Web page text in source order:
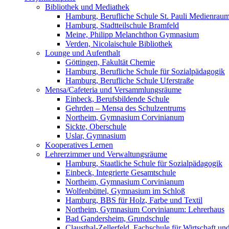
Bibliothek und Mediathek
Hamburg, Berufliche Schule St. Pauli
Hamburg, Stadtteilschule Bramfeld
Meine, Philipp Melanchthon Gymnasium
Verden, Nicolaischule Bibliothek
Lounge und Aufenthalt
Göttingen, Fakultät Chemie
Hamburg, Berufliche Schule für Sozialpädagogik
Hamburg, Berufliche Schule Uferstraße
Mensa/Cafeteria und Versammlungsräume
Einbeck, Berufsbildende Schule
Gehrden – Mensa des Schulzentrums
Northeim, Gymnasium Corvinianum
Sickte, Oberschule
Uslar, Gymnasium
Kooperatives Lernen
Lehrerzimmer und Verwaltungsräume
Hamburg, Staatliche Schule für Sozialpädagogik
Einbeck, Integrierte Gesamtschule
Northeim, Gymnasium Corvinianum
Wolfenbüttel, Gymnasium im Schloß
Hamburg, BBS für Holz, Farbe und Textil
Northeim, Gymnasium Corvinianum: Lehrerhaus
Bad Gandersheim, Grundschule